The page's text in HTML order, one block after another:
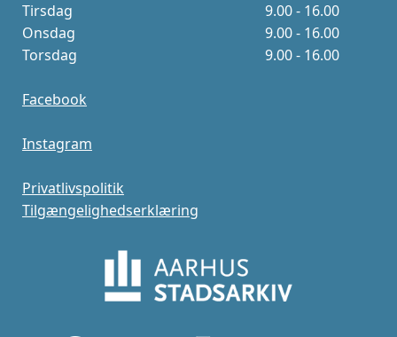
Tirsdag
9.00 - 16.00
Onsdag
9.00 - 16.00
Torsdag
9.00 - 16.00
Facebook
Instagram
Privatlivspolitik
Tilgængelighedserklæring